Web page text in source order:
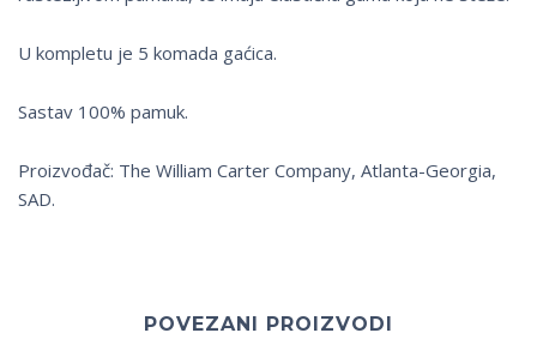
U kompletu je 5 komada gaćica.
Sastav 100% pamuk.
Proizvođač: The William Carter Company, Atlanta-Georgia,
SAD.
POVEZANI PROIZVODI